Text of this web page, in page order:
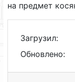
на предмет
Загрузил:
Обновлено: